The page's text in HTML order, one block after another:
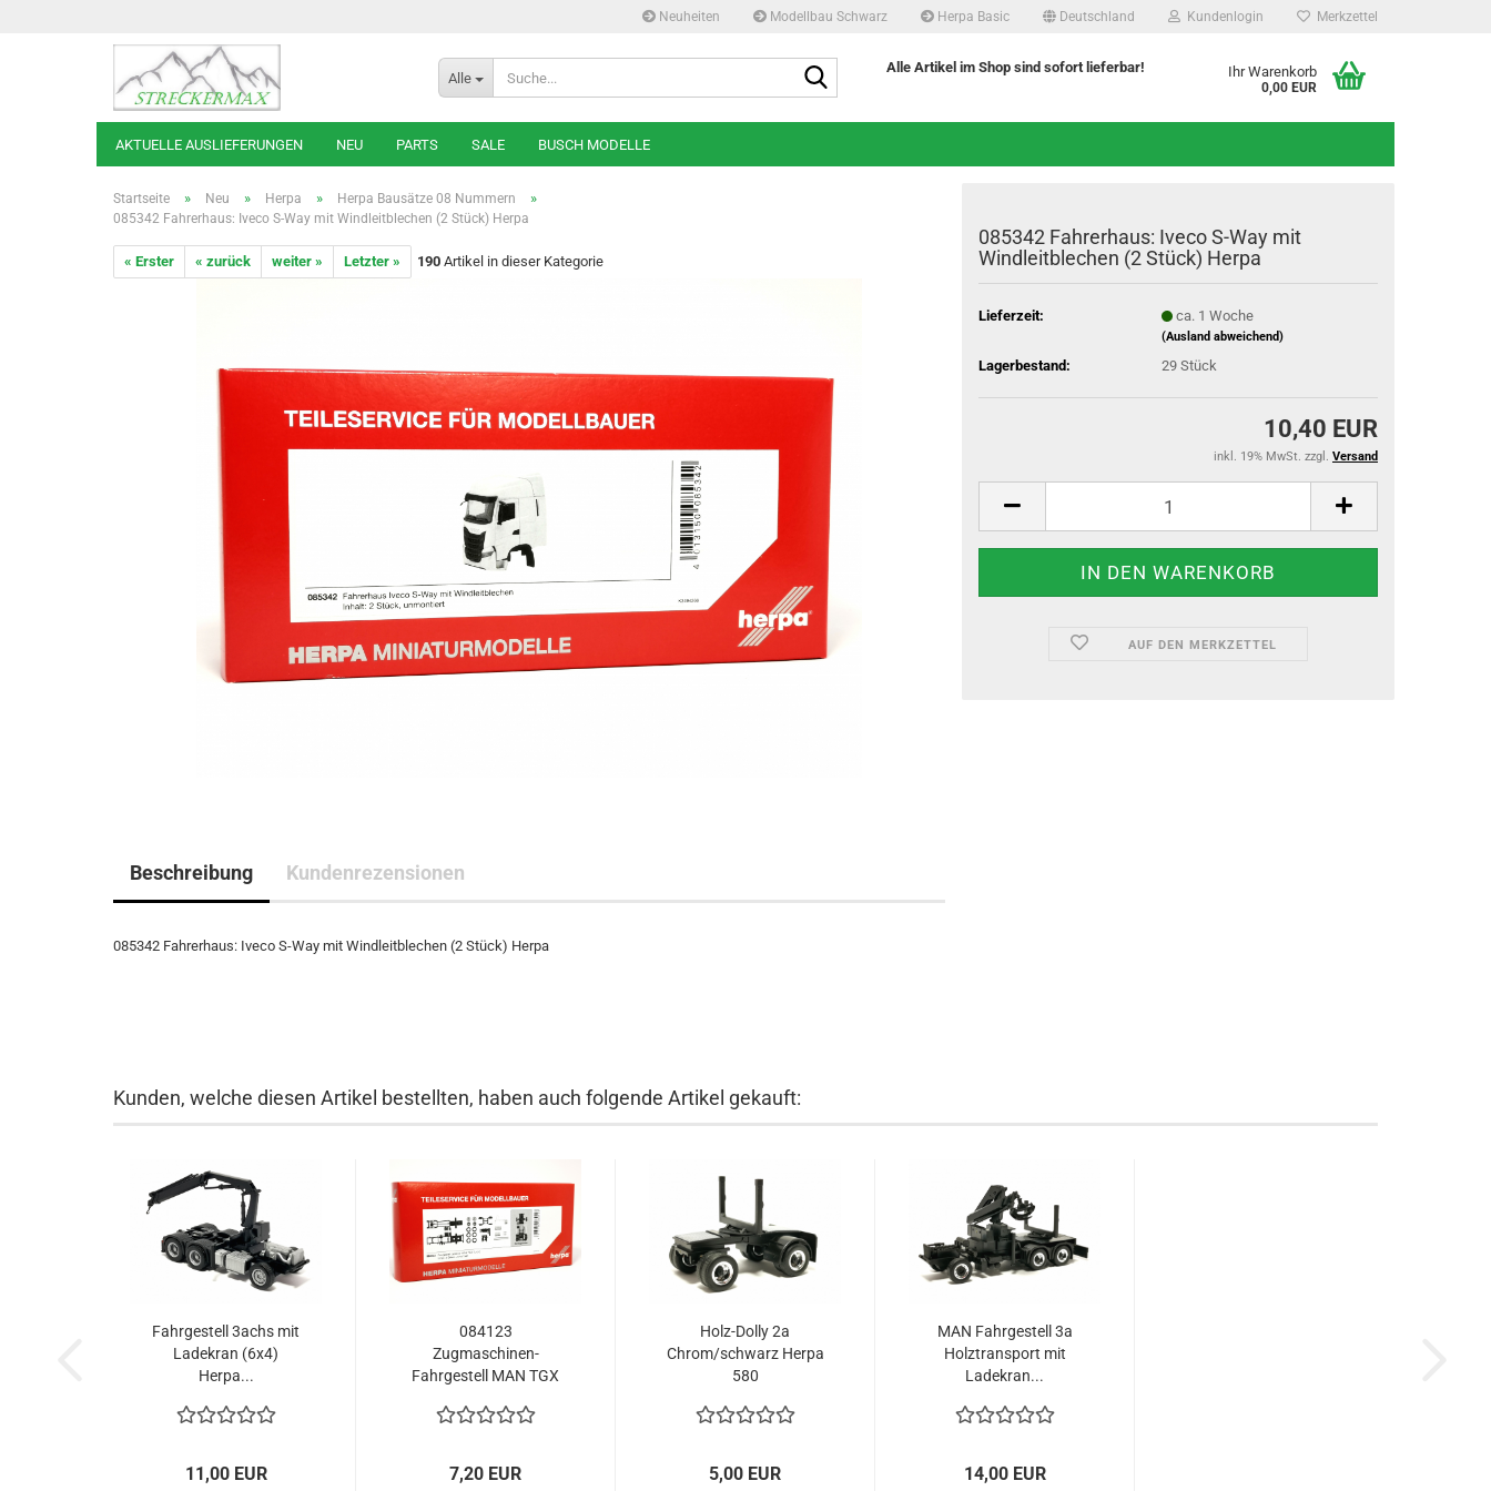
Neuheiten Modellbau Schwarz Herpa Basic Deutschland Kundenlogin Merkzettel
Alle
Alle Artikel im Shop sind sofort lieferbar! Ihr Warenkorb
0,00 EUR
AKTUELLE AUSLIEFERUNGEN NEU PARTS SALE BUSCH MODELLE
Startseite » Neu » Herpa » Herpa Bausätze 08 Nummern »
085342 Fahrerhaus: Iveco S-Way mit Windleitblechen (2 Stück) Herpa
« Erster « zurück weiter » Letzter » 190 Artikel in dieser Kategorie
085342 Fahrerhaus: Iveco S-Way mit
Windleitblechen (2 Stück) Herpa
Lieferzeit: ca. 1 Woche
(Ausland abweichend)
Lagerbestand: 29 Stück
10,40 EUR
inkl. 19% MwSt. zzgl. Versand
AUF DEN MERKZETTEL
Beschreibung Kundenrezensionen
085342 Fahrerhaus: Iveco S-Way mit Windleitblechen (2 Stück) Herpa
Kunden, welche diesen Artikel bestellten, haben auch folgende Artikel gekauft:
Fahrgestell 3achs mit
Ladekran (6x4)
Herpa...
11,00 EUR
084123
Zugmaschinen-
Fahrgestell MAN TGX
7,20 EUR
Holz-Dolly 2a
Chrom/schwarz Herpa
580
5,00 EUR
MAN Fahrgestell 3a
Holztransport mit
Ladekran...
14,00 EUR